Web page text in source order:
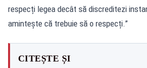
respecți legea decât să discreditezi
amintește că trebuie să o respecți.”
CITEȘTE ȘI